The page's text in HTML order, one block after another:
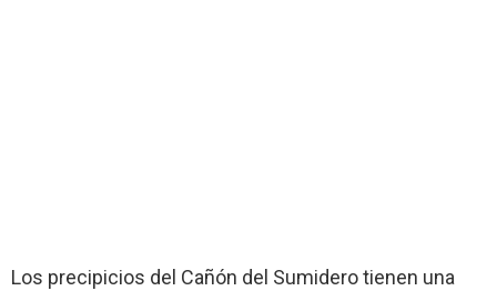
Los precipicios del Cañón del Sumidero tienen una